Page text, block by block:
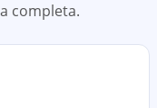
completa.